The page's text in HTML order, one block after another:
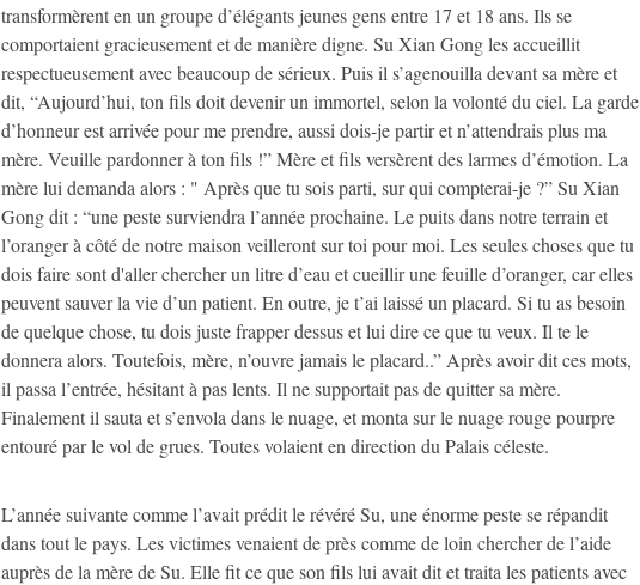
transformèrent en un groupe d’élégants jeunes gens entre 17 et 18 ans. Ils se
comportaient gracieusement et de manière digne. Su Xian Gong les accueillit
respectueusement avec beaucoup de sérieux. Puis il s’agenouilla devant sa mère et
dit, “Aujourd’hui, ton fils doit devenir un immortel, selon la volonté du ciel. La garde
d’honneur est arrivée pour me prendre, aussi dois-je partir et n’attendrais plus ma
mère. Veuille pardonner à ton fils !” Mère et fils versèrent des larmes d’émotion. La
mère lui demanda alors : " Après que tu sois parti, sur qui compterai-je ?” Su Xian
Gong dit : “une peste surviendra l’année prochaine. Le puits dans notre terrain et
l’oranger à côté de notre maison veilleront sur toi pour moi. Les seules choses que tu
dois faire sont d'aller chercher un litre d’eau et cueillir une feuille d’oranger, car elles
peuvent sauver la vie d’un patient. En outre, je t’ai laissé un placard. Si tu as besoin
de quelque chose, tu dois juste frapper dessus et lui dire ce que tu veux. Il te le
donnera alors. Toutefois, mère, n’ouvre jamais le placard..” Après avoir dit ces mots,
il passa l’entrée, hésitant à pas lents. Il ne supportait pas de quitter sa mère.
Finalement il sauta et s’envola dans le nuage, et monta sur le nuage rouge pourpre
entouré par le vol de grues. Toutes volaient en direction du Palais céleste.
L’année suivante comme l’avait prédit le révéré Su, une énorme peste se répandit
dans tout le pays. Les victimes venaient de près comme de loin chercher de l’aide
auprès de la mère de Su. Elle fit ce que son fils lui avait dit et traita les patients avec